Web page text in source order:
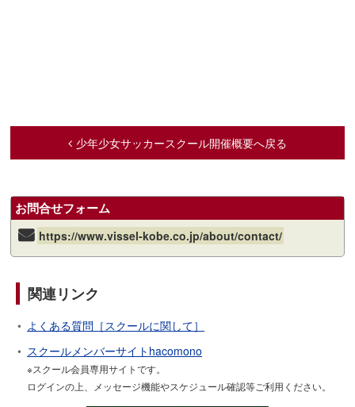
少年少女サッカースクール開催概要へ戻る
お問合せフォーム
https://www.vissel-kobe.co.jp/about/contact/
関連リンク
よくある質問［スクールに関して］
スクールメンバーサイトhacomono
※スクール会員専用サイトです。
ログインの上、メッセージ機能やスケジュール確認等ご利用ください。